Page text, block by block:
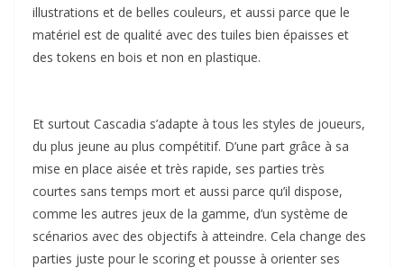
illustrations et de belles couleurs, et aussi parce que le
matériel est de qualité avec des tuiles bien épaisses et
des tokens en bois et non en plastique.
Et surtout Cascadia s’adapte à tous les styles de joueurs,
du plus jeune au plus compétitif. D’une part grâce à sa
mise en place aisée et très rapide, ses parties très
courtes sans temps mort et aussi parce qu’il dispose,
comme les autres jeux de la gamme, d’un système de
scénarios avec des objectifs à atteindre. Cela change des
parties juste pour le scoring et pousse à orienter ses